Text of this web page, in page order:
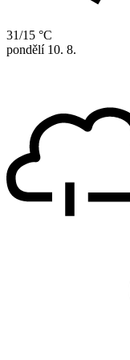
31/15 °C
pondělí 10. 8.